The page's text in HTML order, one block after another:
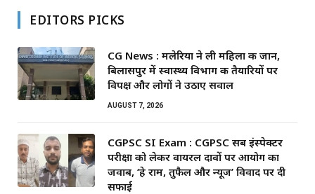
EDITORS PICKS
CG News : मलेरिया ने ली महिला की जान,
बिलासपुर में स्वास्थ्य विभाग की तैयारियों पर
विपक्ष और लोगों ने उठाए सवाल
AUGUST 7, 2026
CGPSC SI Exam : CGPSC सब इंस्पेक्टर
परीक्षा को लेकर वायरल दावों पर आयोग का
जवाब, ‘हे राम, तुफैल और न्यूज’ विवाद पर दी
सफाई